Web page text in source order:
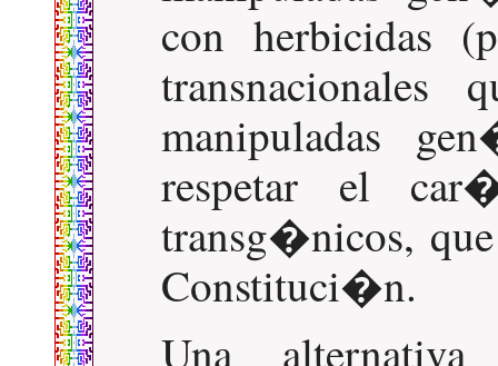
con herbicidas
transnacionales
manipuladas
respetar el
transg�nicos,
Constituci�n.
Una